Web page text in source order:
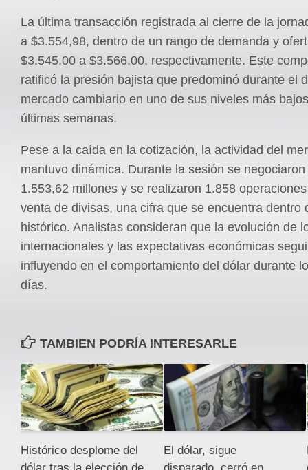
La última transacción registrada al cierre de la
a $3.554,98, dentro de un rango de demanda y
$3.545,00 a $3.566,00, respectivamente. Este
ratificó la presión bajista que predominó durante el
mercado cambiario en uno de sus niveles más
últimas semanas.
Pese a la caída en la cotización, la actividad del
mantuvo dinámica. Durante la sesión se
1.553,62 millones y se realizaron 1.858
venta de divisas, una cifra que se encuentra dentro
histórico. Analistas consideran que la evolución de
internacionales y las expectativas económicas
influyendo en el comportamiento del dólar durante
días.
TAMBIEN PODRÍA INTERESARLE
Histórico desplome del
El dólar, sigue